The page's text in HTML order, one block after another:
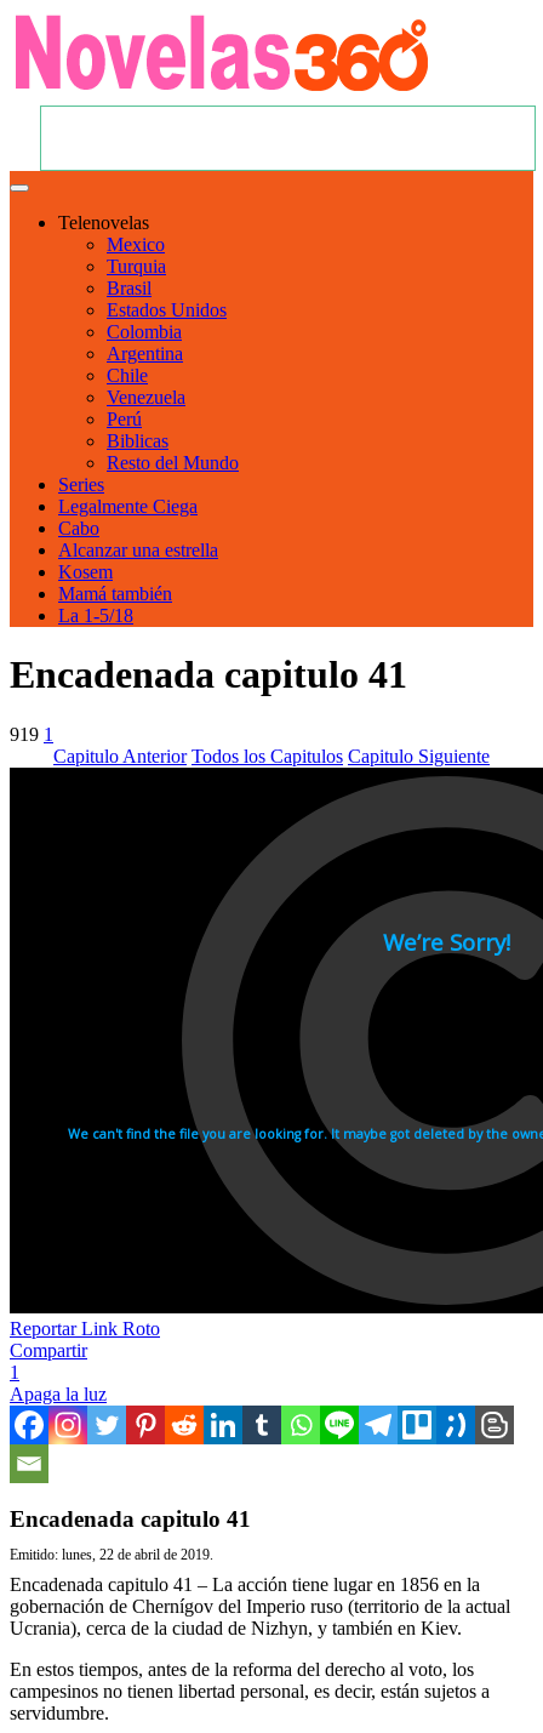
Telenovelas
Mexico
Turquia
Brasil
Estados Unidos
Colombia
Argentina
Chile
Venezuela
Perú
Biblicas
Resto del Mundo
Series
Legalmente Ciega
Cabo
Alcanzar una estrella
Kosem
Mamá también
La 1-5/18
Encadenada capitulo 41
919 1
Capitulo Anterior Todos los Capitulos Capitulo Siguiente
Reportar Link Roto
Compartir
1
Apaga la luz
Encadenada capitulo 41
Emitido: lunes, 22 de abril de 2019.
Encadenada capitulo 41 – La acción tiene lugar en 1856 en la
gobernación de Chernígov del Imperio ruso (territorio de la actual
Ucrania), cerca de la ciudad de Nizhyn, y también en Kiev.
En estos tiempos, antes de la reforma del derecho al voto, los
campesinos no tienen libertad personal, es decir, están sujetos a
servidumbre.